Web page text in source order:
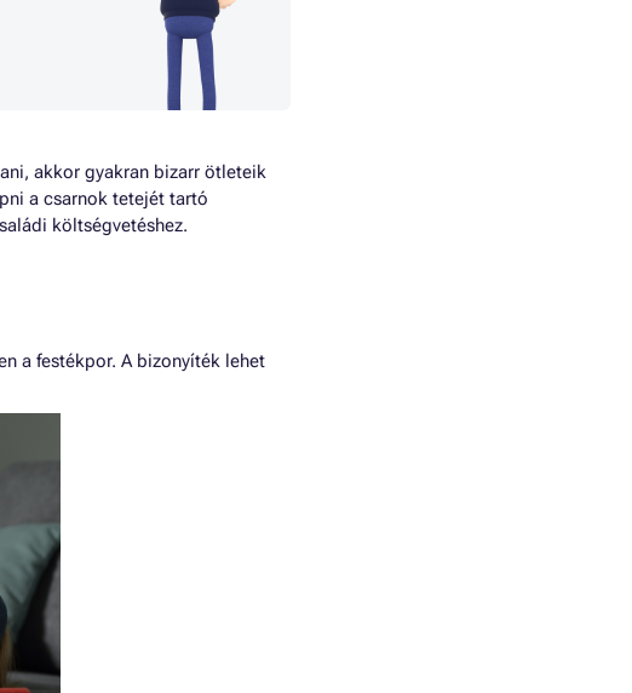
akkor gyakran bizarr ötleteik
a csarnok tetejét tartó
költségvetéshez.
a festékpor. A bizonyíték lehet